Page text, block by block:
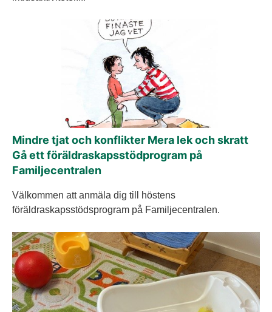
Mindre tjat och konflikter Mera lek och skratt
Gå ett föräldraskapsstödprogram på
Familjecentralen
Välkommen att anmäla dig till höstens
föräldraskapsstödsprogram på Familjecentralen.